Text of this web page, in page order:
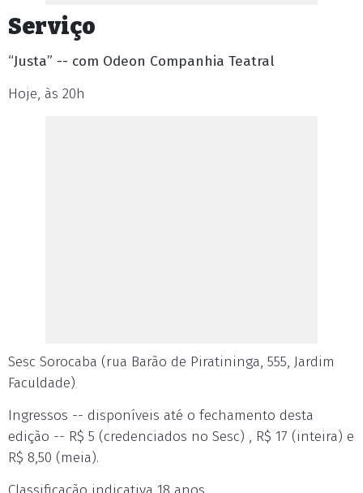
Serviço
“Justa” -- com Odeon Companhia Teatral
Hoje, às 20h
Sesc Sorocaba (rua Barão de Piratininga, 555, Jardim
Faculdade)
Ingressos -- disponíveis até o fechamento desta
edição -- R$ 5 (credenciados no Sesc) , R$ 17 (inteira) e
R$ 8,50 (meia).